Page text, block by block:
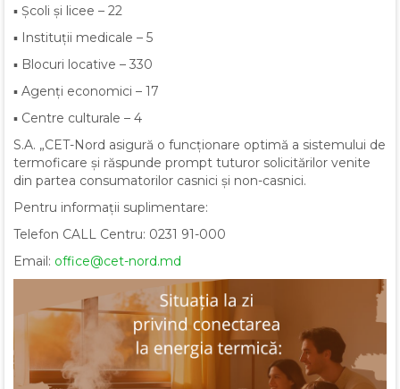
▪ Școli și licee – 22
▪ Instituții medicale – 5
▪ Blocuri locative – 330
▪ Agenți economici – 17
▪ Centre culturale – 4
S.A. „CET-Nord asigură o funcționare optimă a sistemului de
termoficare și răspunde prompt tuturor solicitărilor venite
din partea consumatorilor casnici și non-casnici.
Pentru informații suplimentare:
Telefon CALL Centru: 0231 91-000
Email: office@cet-nord.md